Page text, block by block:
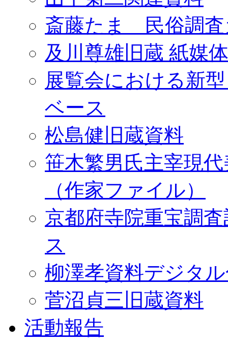
斎藤たま 民俗調査
及川尊雄旧蔵 紙媒
展覧会における新
ベース
松島健旧蔵資料
笹木繁男氏主宰現
（作家ファイル）
京都府寺院重宝調
ス
柳澤孝資料デジタ
菅沼貞三旧蔵資料
活動報告